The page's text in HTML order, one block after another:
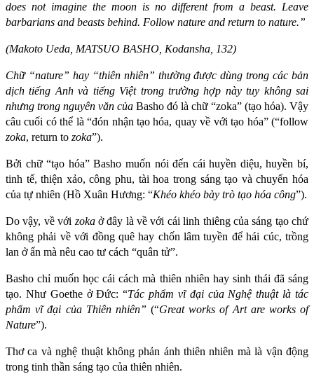
does not imagine the moon is no different from a beast. Leave
barbarians and beasts behind. Follow nature and return to nature.”
(Makoto Ueda, MATSUO BASHO, Kodansha, 132)
Chữ “nature” hay “thiên nhiên” thường được dùng trong các bản
dịch tiếng Anh và tiếng Việt trong trường hợp này tuy không sai
nhưng trong nguyên văn của Basho đó là chữ “zoka” (tạo hóa). Vậy
câu cuối có thể là “đón nhận tạo hóa, quay về với tạo hóa” (“follow
zoka, return to zoka”).
Bởi chữ “tạo hóa” Basho muốn nói đến cái huyền diệu, huyền bí,
tinh tế, thiện xảo, công phu, tài hoa trong sáng tạo và chuyển hóa
của tự nhiên (Hồ Xuân Hương: “Khéo khéo bày trò tạo hóa công”).
Do vậy, về với zokaở đây là về với cái linh thiêng của sáng tạo chứ
không phải về với đồng quê hay chốn lâm tuyền để hái cúc, trồng
lan ở ẩn mà nêu cao tư cách “quân tử”.
Basho chỉ muốn học cái cách mà thiên nhiên hay sinh thái đã sáng
tạo. Như Goethe ở Đức: “Tác phẩm vĩ đại của Nghệ thuật là tác
phẩm vĩ đại của Thiên nhiên” (“Great works of Art are works of
Nature”).
Thơ ca và nghệ thuật không phản ánh thiên nhiên mà là vận động
trong tinh thần sáng tạo của thiên nhiên.